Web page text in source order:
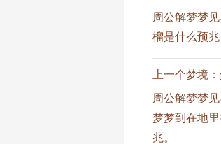
周公解梦梦
榴是什么预
上一个梦境：
周公解梦梦
梦梦到在地
兆。